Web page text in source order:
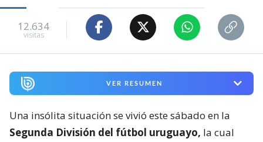
12.634
visitas
VER RESUMEN
Una insólita situación se vivió este sábado en la
Segunda División del fútbol uruguayo, la cual